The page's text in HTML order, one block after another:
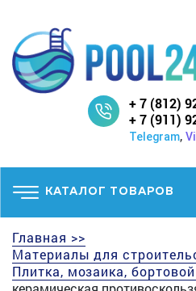
+ 7 (812)
+ 7 (911)
Telegram,
КАТАЛОГ ТОВАРОВ
Главная >>
Материалы для
Плитка, мозаика,